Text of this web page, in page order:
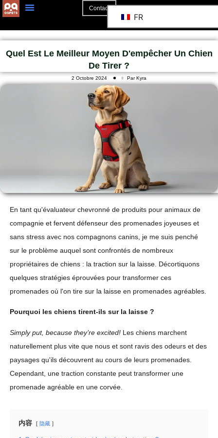
Contact
FR
Quel Est Le Meilleur Moyen D'empêcher Un Chien
De Tirer ?
2 Octobre 2024 Par Kyra
En tant qu'évaluateur chevronné de produits pour animaux de
compagnie et fervent défenseur des promenades joyeuses et
sans stress avec nos compagnons canins, je me suis penché
sur le problème auquel sont confrontés de nombreux
propriétaires de chiens : la traction sur la laisse. Décortiquons
quelques stratégies éprouvées pour transformer ces
promenades où l'on tire sur la laisse en promenades agréables.
Pourquoi les chiens tirent-ils sur la laisse ?
Simply put, because they’re excited! Les chiens marchent
naturellement plus vite que nous et sont ravis des odeurs et des
paysages qu'ils découvrent au cours de leurs promenades.
Cependant, une traction constante peut transformer une
promenade agréable en une corvée.
内容 隐藏